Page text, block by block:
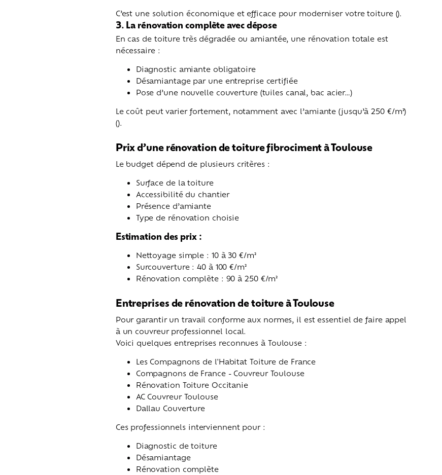
C’est une solution économique et efficace pour moderniser votre toiture ().
3. La rénovation complète avec dépose
En cas de toiture très dégradée ou amiantée, une rénovation totale est
nécessaire :
Diagnostic amiante obligatoire
Désamiantage par une entreprise certifiée
Pose d’une nouvelle couverture (tuiles canal, bac acier…)
Le coût peut varier fortement, notamment avec l’amiante (jusqu’à 250 €/m²)
().
Prix d’une rénovation de toiture fibrociment à Toulouse
Le budget dépend de plusieurs critères :
Surface de la toiture
Accessibilité du chantier
Présence d’amiante
Type de rénovation choisie
Estimation des prix :
Nettoyage simple : 10 à 30 €/m²
Surcouverture : 40 à 100 €/m²
Rénovation complète : 90 à 250 €/m²
Entreprises de rénovation de toiture à Toulouse
Pour garantir un travail conforme aux normes, il est essentiel de faire appel
à un couvreur professionnel local.
Voici quelques entreprises reconnues à Toulouse :
Les Compagnons de l'Habitat Toiture de France
Compagnons de France - Couvreur Toulouse
Rénovation Toiture Occitanie
AC Couvreur Toulouse
Dallau Couverture
Ces professionnels interviennent pour :
Diagnostic de toiture
Désamiantage
Rénovation complète